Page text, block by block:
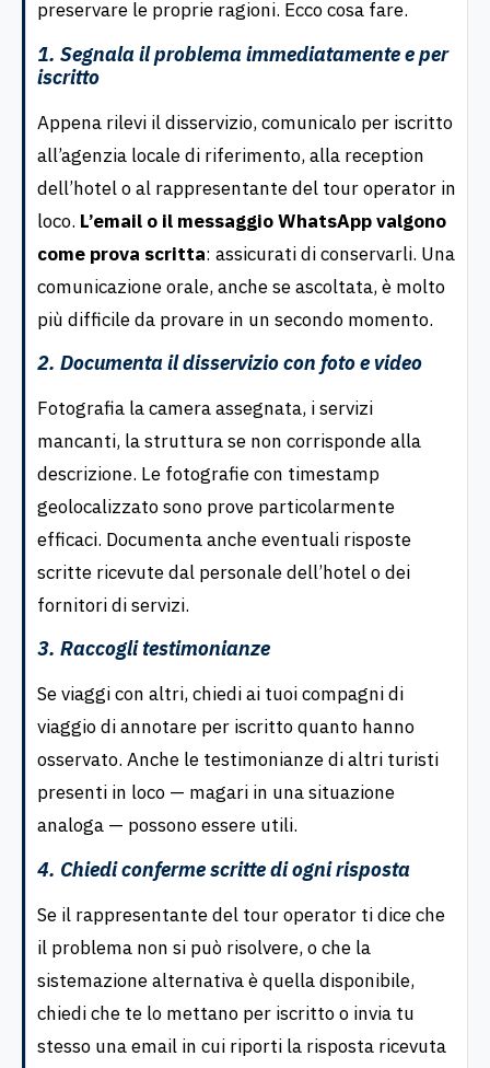
preservare le proprie ragioni. Ecco cosa fare.
1. Segnala il problema immediatamente e per
iscritto
Appena rilevi il disservizio, comunicalo per iscritto
all’agenzia locale di riferimento, alla reception
dell’hotel o al rappresentante del tour operator in
loco. L’email o il messaggio WhatsApp valgono
come prova scritta: assicurati di conservarli. Una
comunicazione orale, anche se ascoltata, è molto
più difficile da provare in un secondo momento.
2. Documenta il disservizio con foto e video
Fotografia la camera assegnata, i servizi
mancanti, la struttura se non corrisponde alla
descrizione. Le fotografie con timestamp
geolocalizzato sono prove particolarmente
efficaci. Documenta anche eventuali risposte
scritte ricevute dal personale dell’hotel o dei
fornitori di servizi.
3. Raccogli testimonianze
Se viaggi con altri, chiedi ai tuoi compagni di
viaggio di annotare per iscritto quanto hanno
osservato. Anche le testimonianze di altri turisti
presenti in loco — magari in una situazione
analoga — possono essere utili.
4. Chiedi conferme scritte di ogni risposta
Se il rappresentante del tour operator ti dice che
il problema non si può risolvere, o che la
sistemazione alternativa è quella disponibile,
chiedi che te lo mettano per iscritto o invia tu
stesso una email in cui riporti la risposta ricevuta